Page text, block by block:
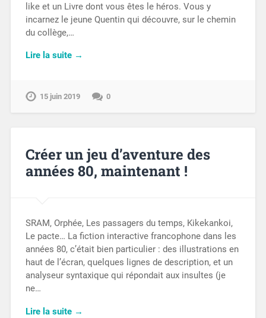
like et un Livre dont vous êtes le héros. Vous y
incarnez le jeune Quentin qui découvre, sur le chemin
du collège,…
Lire la suite →
15 juin 2019 0
Créer un jeu d’aventure des
années 80, maintenant !
SRAM, Orphée, Les passagers du temps, Kikekankoi,
Le pacte… La fiction interactive francophone dans les
années 80, c’était bien particulier : des illustrations en
haut de l’écran, quelques lignes de description, et un
analyseur syntaxique qui répondait aux insultes (je
ne…
Lire la suite →